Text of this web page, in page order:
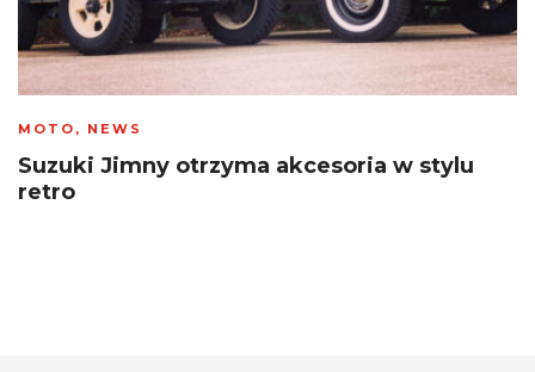
MOTO , NEWS
Suzuki Jimny otrzyma akcesoria w stylu
retro